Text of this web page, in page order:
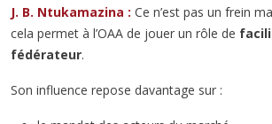
J. B. Ntukamazina : Ce n’est pas un frein
cela permet à l’OAA de jouer un rôle de
fédérateur.
Son influence repose davantage sur :